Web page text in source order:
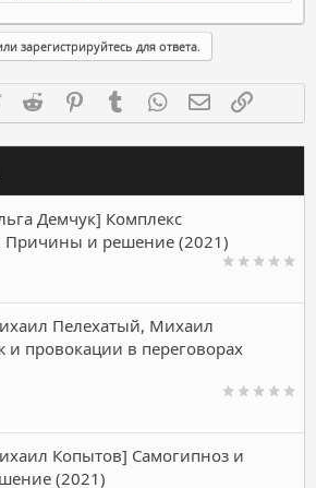
зарегистрируйтесь для ответа.
Twitter Reddit PinterestTumblr WhatsAppЭлектронная
Демчук] Комплекс
Причины и решение (2021)
Пелехатый, Михаил
провокации в переговорах
Копытов] Самогипноз и
(2021)